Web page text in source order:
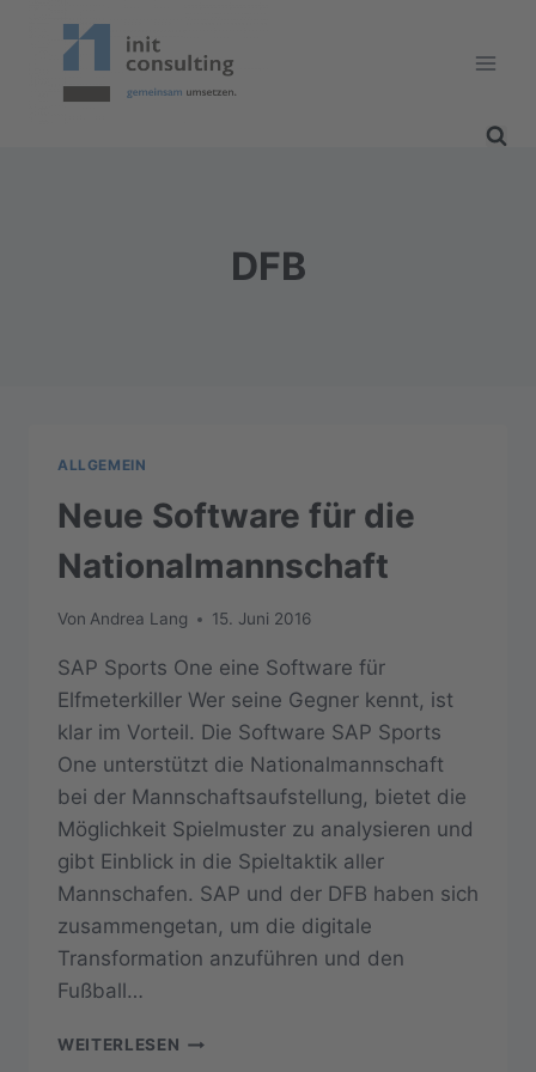
DFB
ALLGEMEIN
Neue Software für die
Nationalmannschaft
Von Andrea Lang 15. Juni 2016
SAP Sports One eine Software für
Elfmeterkiller Wer seine Gegner kennt, ist
klar im Vorteil. Die Software SAP Sports
One unterstützt die Nationalmannschaft
bei der Mannschaftsaufstellung, bietet die
Möglichkeit Spielmuster zu analysieren und
gibt Einblick in die Spieltaktik aller
Mannschafen. SAP und der DFB haben sich
zusammengetan, um die digitale
Transformation anzuführen und den
Fußball…
WEITERLESEN NEUE